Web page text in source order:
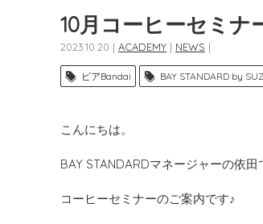
10月コーヒーセミナ
2023.10.20 | ACADEMY | NEWS |
ピアBandai BAY STANDARD by
こんにちは。
BAY STANDARDマネージャーの依田
コーヒーセミナーのご案内です♪